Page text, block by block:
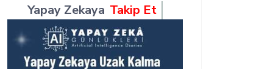
Yapay Zekaya Takip Et